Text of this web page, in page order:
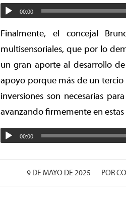
00:00
Finalmente, el concejal
multisensoriales, que por lo
un gran aporte al desarrollo
apoyo porque más de un tercio
inversiones son necesarias
avanzando firmemente en estas
00:00
9 DE MAYO DE 2025
/ POR